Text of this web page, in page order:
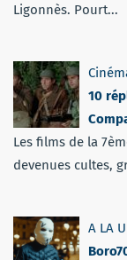
Ligonnès. Pourt...
10
Les films de la
devenues cultes,
A LA